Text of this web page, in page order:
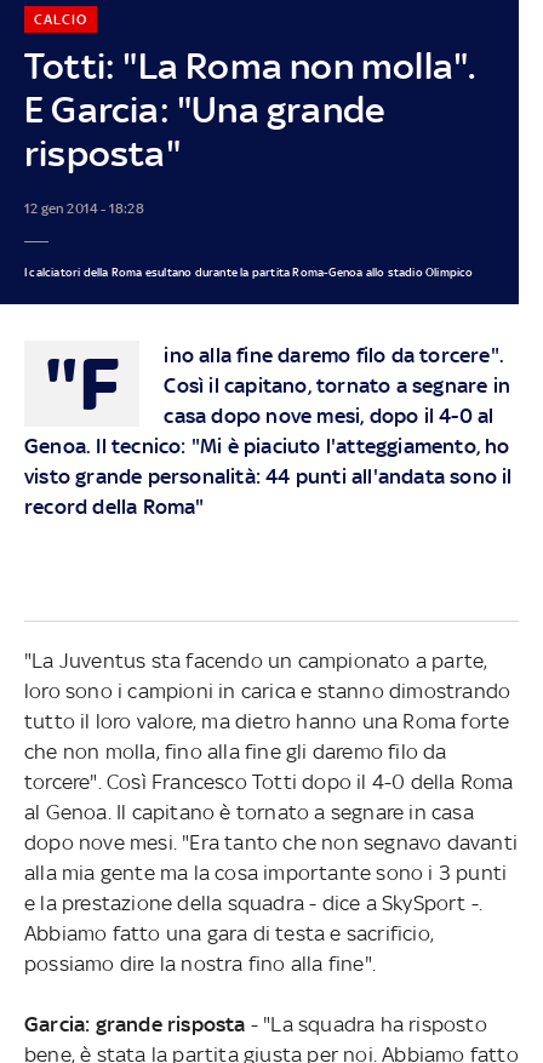
Totti: "La Roma non molla".
E Garcia: "Una grande
risposta"
CALCIO
12 gen 2014 - 18:28
I calciatori della Roma esultano durante la partita Roma-Genoa allo stadio Olimpico
"F
ino alla fine daremo filo da torcere".
Così il capitano, tornato a segnare in
casa dopo nove mesi, dopo il 4-0 al
Genoa. Il tecnico: "Mi è piaciuto l'atteggiamento, ho
visto grande personalità: 44 punti all'andata sono il
record della Roma"
"La Juventus sta facendo un campionato a parte,
loro sono i campioni in carica e stanno dimostrando
tutto il loro valore, ma dietro hanno una Roma forte
che non molla, fino alla fine gli daremo filo da
torcere". Così Francesco Totti dopo il 4-0 della Roma
al Genoa. Il capitano è tornato a segnare in casa
dopo nove mesi. "Era tanto che non segnavo davanti
alla mia gente ma la cosa importante sono i 3 punti
e la prestazione della squadra - dice a SkySport -.
Abbiamo fatto una gara di testa e sacrificio,
possiamo dire la nostra fino alla fine".
Garcia: grande risposta - "La squadra ha risposto
bene, è stata la partita giusta per noi. Abbiamo fatto